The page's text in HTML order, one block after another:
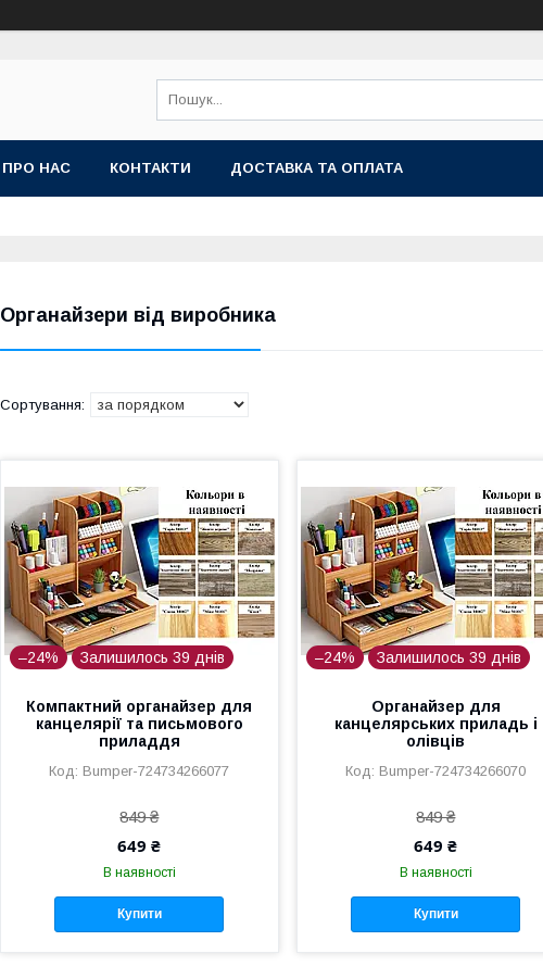
ПРО НАС КОНТАКТИ ДОСТАВКА ТА ОПЛАТА
Органайзери від виробника
–24% Залишилось 39 днів
Компактний органайзер для
канцелярії та письмового
приладдя
Bumper-724734266077
849 ₴
649 ₴
В наявності
Купити
–24% Залишилось 39 днів
Органайзер для
канцелярських приладь і
олівців
Bumper-724734266070
849 ₴
649 ₴
В наявності
Купити